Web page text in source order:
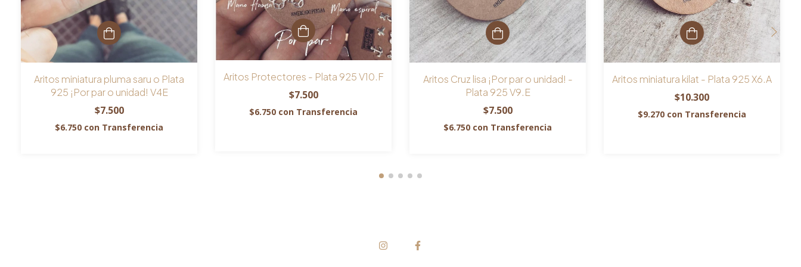
Aritos miniatura pluma saru o Plata
925 ¡Por par o unidad! V4E
$7.500
$6.750 con Transferencia
Aritos Protectores - Plata 925 V10.F
$7.500
$6.750 con Transferencia
Aritos Cruz lisa ¡Por par o unidad! -
Plata 925 V9.E
$7.500
$6.750 con Transferencia
Aritos miniatura kilat - Plata 925 X6.A
$10.300
$9.270 con Transferencia